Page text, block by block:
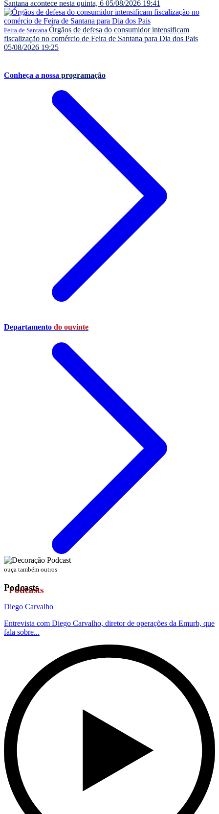
Santana acontece nesta quinta, 6 05/08/2026 19:41
Feira de Santana Órgãos de defesa do consumidor intensificam
fiscalização no comércio de Feira de Santana para Dia dos Pais
05/08/2026 19:25
Conheça a nossa programação
Departamento do ouvinte
ouça também outros
Podcasts
Diego Carvalho
Entrevista com Diego Carvalho, diretor de operações da Emurb, que
fala sobre...